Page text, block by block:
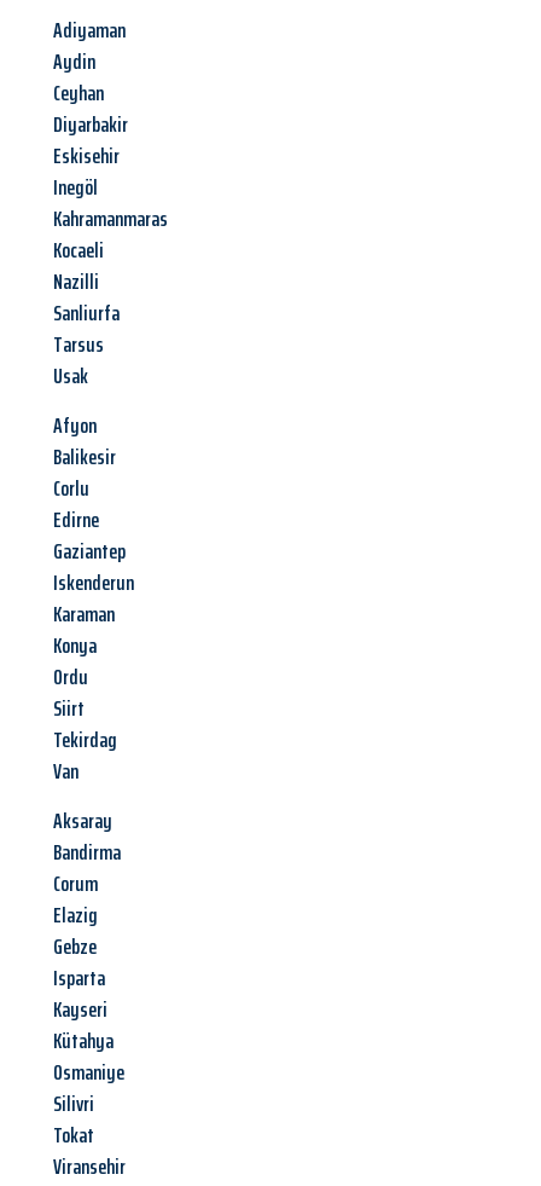
Adiyaman
Aydin
Ceyhan
Diyarbakir
Eskisehir
Inegöl
Kahramanmaras
Kocaeli
Nazilli
Sanliurfa
Tarsus
Usak
Afyon
Balikesir
Corlu
Edirne
Gaziantep
Iskenderun
Karaman
Konya
Ordu
Siirt
Tekirdag
Van
Aksaray
Bandirma
Corum
Elazig
Gebze
Isparta
Kayseri
Kütahya
Osmaniye
Silivri
Tokat
Viransehir